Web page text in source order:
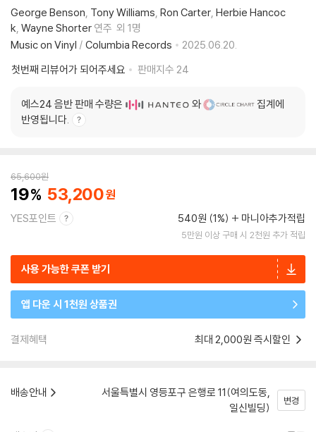
George Benson Tony Williams Ron Carter Herbie Hancoc
k Wayne Shorter 연주 외 1명
Music on Vinyl / Columbia Records
2025.06.20.
첫번째 리뷰어가 되어주세요
판매지수 24
예스24 음반 판매 수량은 와
집계에
반영됩니다.
65,600원
19 53,200
YES포인트 540원 (1%) 마니아추가적립
5만원 이상 구매 시 2천원 추가 적립
사용 가능한 쿠폰 받기
앱 다운 시 1천원 상품권
결제혜택 최대 2,000원 즉시할인
배송안내
서울특별시 영등포구 은행로 11(여의도동,
일신빌딩)
변경